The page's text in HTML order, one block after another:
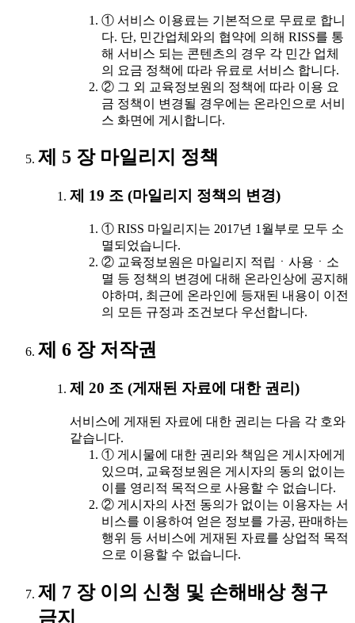
① 서비스 이용료는 기본적으로 무료로 합니
다. 단, 민간업체와의 협약에 의해 RISS를 통
해 서비스 되는 콘텐츠의 경우 각 민간 업체
의 요금 정책에 따라 유료로 서비스 합니다.
② 그 외 교육정보원의 정책에 따라 이용 요
금 정책이 변경될 경우에는 온라인으로 서비
스 화면에 게시합니다.
제 5 장 마일리지 정책
제 19 조 (마일리지 정책의 변경)
① RISS 마일리지는 2017년 1월부로 모두 소
멸되었습니다.
② 교육정보원은 마일리지 적립ㆍ사용ㆍ소
멸 등 정책의 변경에 대해 온라인상에 공지해
야하며, 최근에 온라인에 등재된 내용이 이전
의 모든 규정과 조건보다 우선합니다.
제 6 장 저작권
제 20 조 (게재된 자료에 대한 권리)
서비스에 게재된 자료에 대한 권리는 다음 각 호와
같습니다.
① 게시물에 대한 권리와 책임은 게시자에게
있으며, 교육정보원은 게시자의 동의 없이는
이를 영리적 목적으로 사용할 수 없습니다.
② 게시자의 사전 동의가 없이는 이용자는 서
비스를 이용하여 얻은 정보를 가공, 판매하는
행위 등 서비스에 게재된 자료를 상업적 목적
으로 이용할 수 없습니다.
제 7 장 이의 신청 및 손해배상 청구
금지